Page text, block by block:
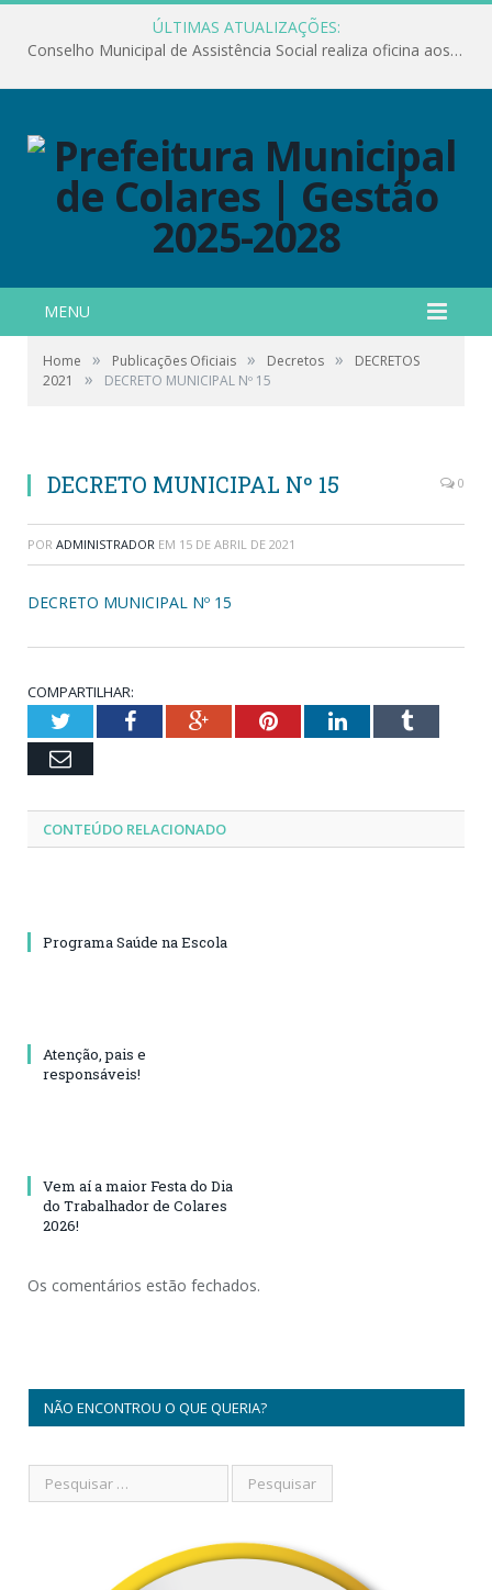
ÚLTIMAS ATUALIZAÇÕES:
Conselho Municipal de Assistência Social realiza oficina aos servidores
MENU
Home » Publicações Oficiais » Decretos »
DECRETOS
2021
» DECRETO MUNICIPAL Nº 15
DECRETO MUNICIPAL Nº 15 0
POR ADMINISTRADOR EM 15 DE ABRIL DE 2021
DECRETO MUNICIPAL Nº 15
COMPARTILHAR:
TwitterFacebookGoogle+PinterestLinkedInTumblr
Email
CONTEÚDO RELACIONADO
Programa Saúde na Escola
Atenção, pais e
responsáveis!
Vem aí a maior Festa do Dia
do Trabalhador de Colares
2026!
Os comentários estão fechados.
NÃO ENCONTROU O QUE QUERIA?